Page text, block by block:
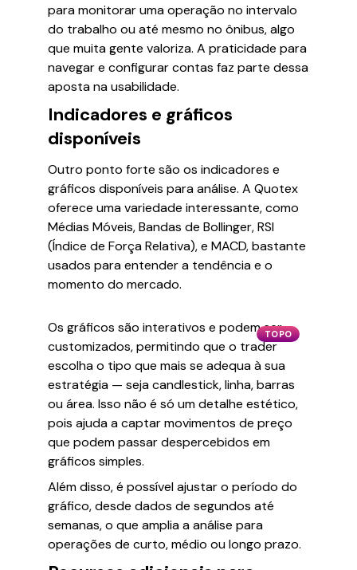
para monitorar uma operação no intervalo
do trabalho ou até mesmo no ônibus, algo
que muita gente valoriza. A praticidade para
navegar e configurar contas faz parte dessa
aposta na usabilidade.
Indicadores e gráficos
disponíveis
Outro ponto forte são os indicadores e
gráficos disponíveis para análise. A Quotex
oferece uma variedade interessante, como
Médias Móveis, Bandas de Bollinger, RSI
(Índice de Força Relativa), e MACD, bastante
usados para entender a tendência e o
momento do mercado.
TOPO
Os gráficos são interativos e podem ser
customizados, permitindo que o trader
escolha o tipo que mais se adequa à sua
estratégia — seja candlestick, linha, barras
ou área. Isso não é só um detalhe estético,
pois ajuda a captar movimentos de preço
que podem passar despercebidos em
gráficos simples.
Além disso, é possível ajustar o período do
gráfico, desde dados de segundos até
semanas, o que amplia a análise para
operações de curto, médio ou longo prazo.